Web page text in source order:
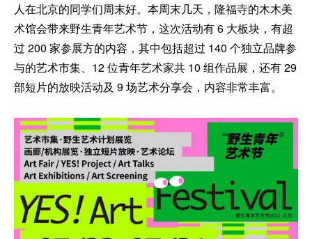
人在北京的同学们周末好。本周末几天，隆福寺的木木美
术馆会带来野生青年艺术节，这次活动有 6 大板块，有超
过 200 家参展方的内容，其中包括超过 140 个独立品牌参
与的艺术市集、12 位青年艺术家共 10 组作品展，还有 29
部短片的放映活动及 9 场艺术分享会，内容非常丰富。